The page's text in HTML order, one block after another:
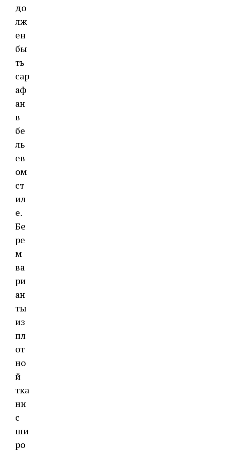
до
лж
ен
бы
ть
сар
аф
ан
в
бе
ль
ев
ом
ст
ил
е.
Бе
ре
м
ва
ри
ан
ты
из
пл
от
но
й
тка
ни
с
ши
ро